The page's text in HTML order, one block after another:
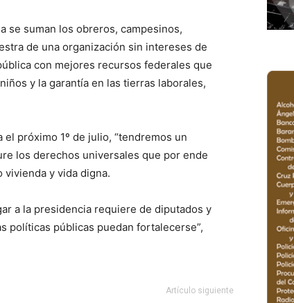
se suman los obreros, campesinos,
de una organización sin intereses de
con mejores recursos federales que
y la garantía en las tierras laborales,
próximo 1º de julio, “tendremos un
los derechos universales que por ende
vivienda y vida digna.
a la presidencia requiere de diputados y
políticas públicas puedan fortalecerse”,
Artículo siguiente